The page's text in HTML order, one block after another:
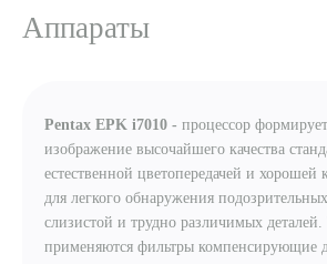
Аппараты
Pentax EPK i7010 - процессор
изображение высочайшего качества
естественной цветопередачей и хорошей
для легкого обнаружения
слизистой и трудно различимых
применяются фильтры компенсирующие